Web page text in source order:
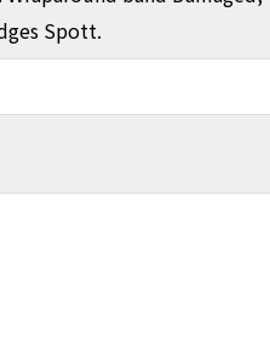
Spott.